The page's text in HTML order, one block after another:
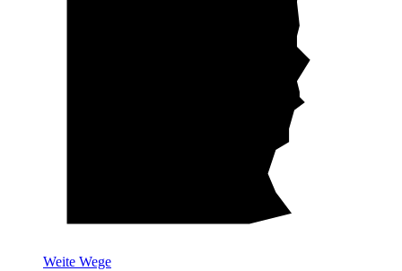
Weite Wege